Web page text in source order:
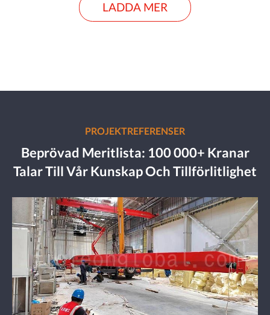
LADDA MER
PROJEKTREFERENSER
Beprövad Meritlista: 100 000+ Kranar
Talar Till Vår Kunskap Och Tillförlitlighet